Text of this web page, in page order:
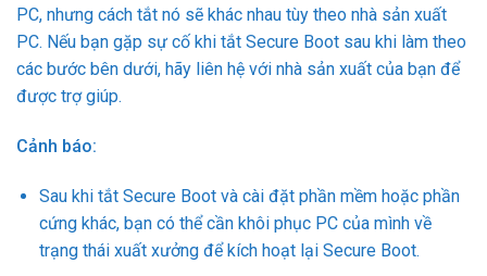
PC, nhưng cách tắt nó sẽ khác nhau tùy theo nhà sản xuất
PC. Nếu bạn gặp sự cố khi tắt Secure Boot sau khi làm theo
các bước bên dưới, hãy liên hệ với nhà sản xuất của bạn để
được trợ giúp.
Cảnh báo:
Sau khi tắt Secure Boot và cài đặt phần mềm hoặc phần
cứng khác, bạn có thể cần khôi phục PC của mình về
trạng thái xuất xưởng để kích hoạt lại Secure Boot.